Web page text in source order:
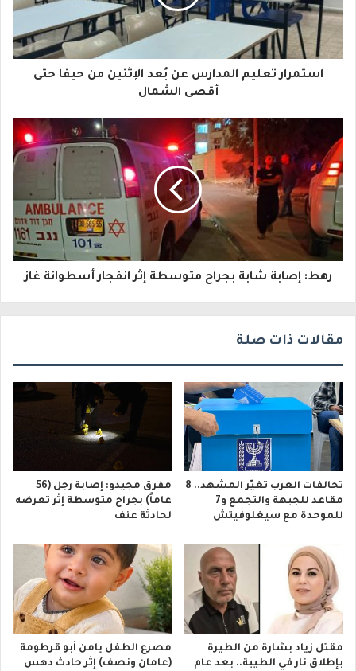
د
ا
إ
ل
ك
ت
ر
استمرار تعليم المدارس عن بُعد الإثنين من حيفا حتى
أقصى الشمال
رهط: إصابة شابة بجراح متوسطة إثر انفجار أسطوانة غاز
مقالات ذات صلة
تحالفات العرب تغيّر المشهد.. 8
مقاعد للجبهة والتجمع و7
للموحدة مع سيغلوفيتش
مفرق مجيدو: إصابة رجل (56
عاماً) بجراح متوسطة إثر تعرضه
لحادثة عنف
مقتل زياد بشارة من الطيرة
بإطلاق نار في الطيبة.. بعد عام
مصرع الطفل يامن أبو قرطومة
(عامان ونصف) إثر حادث دهس